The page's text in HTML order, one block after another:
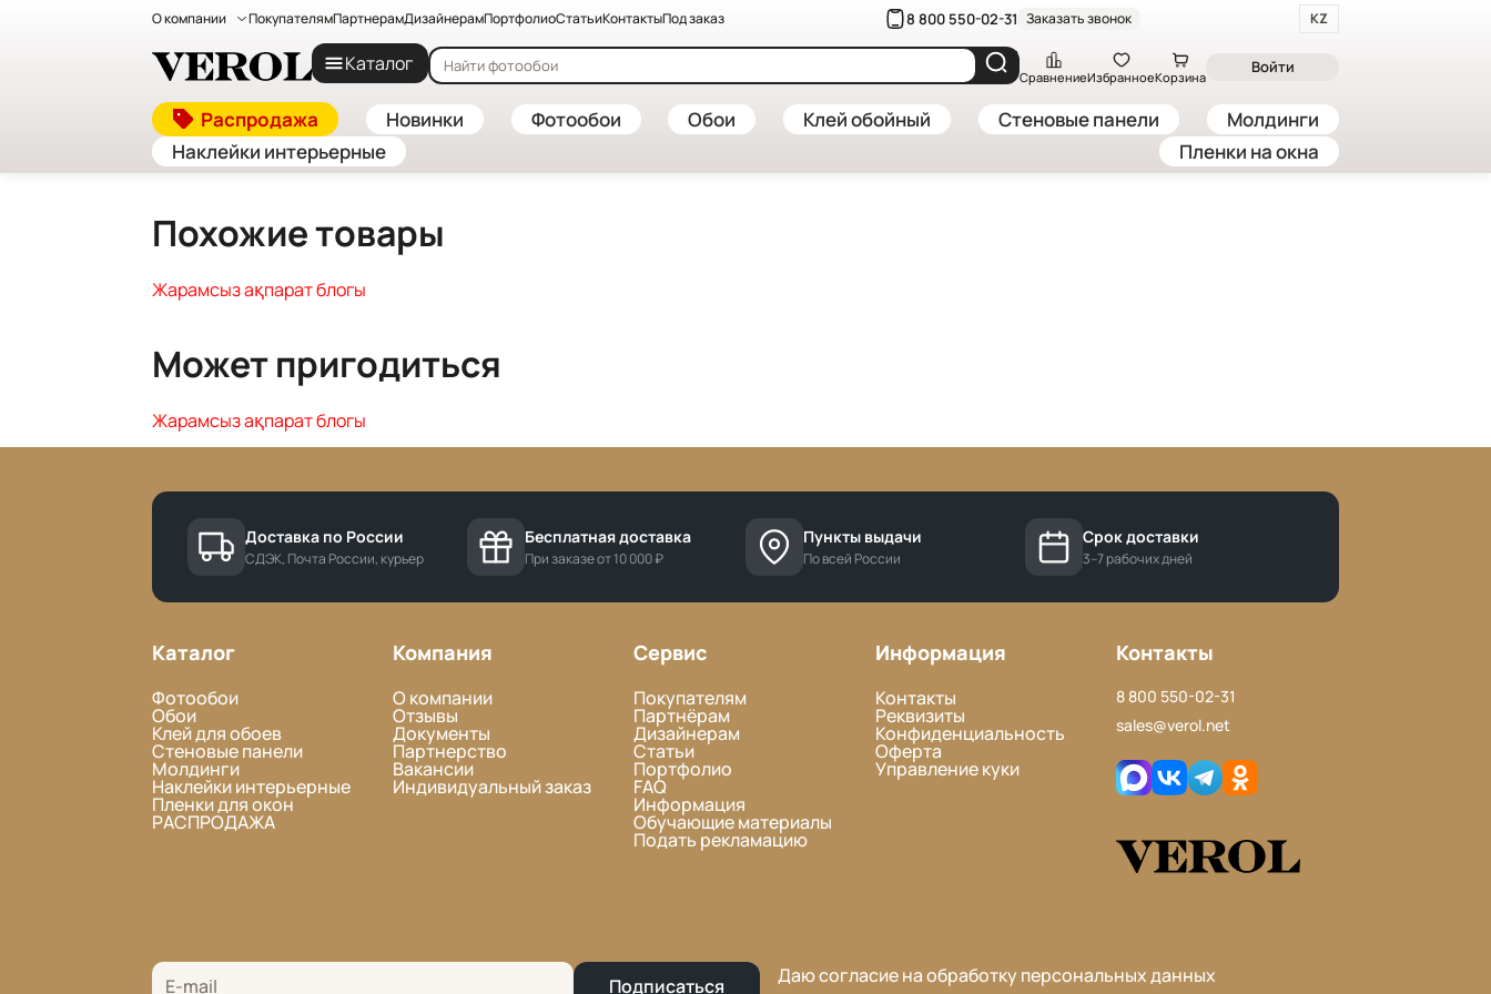
О компании ПокупателямПартнерамДизайнерамПортфолиоСтатьиКонтактыПод заказ 8 800 550-02-31 Заказать звонок KZ
Каталог
СравнениеИзбранноеКорзина
Войти
Распродажа Новинки Фотообои Обои Клей обойный Стеновые панели
Молдинги
Наклейки интерьерные
Пленки на окна
Главная—Каталог
Жарамсыз ақпарат блогы
Похожие товары
Жарамсыз ақпарат блогы
Может пригодиться
Жарамсыз ақпарат блогы
Доставка по России
СДЭК, Почта России, курьер
Бесплатная доставка
При заказе от 10 000 ₽
Пункты выдачи
По всей России
Срок доставки
3–7 рабочих дней
Каталог
Фотообои
Обои
Клей для обоев
Стеновые панели
Молдинги
Наклейки интерьерные
Пленки для окон
РАСПРОДАЖА
Компания
О компании
Отзывы
Документы
Партнерство
Вакансии
Индивидуальный заказ
Сервис
Покупателям
Партнёрам
Дизайнерам
Статьи
Портфолио
FAQ
Информация
Обучающие материалы
Подать рекламацию
Информация
Контакты
Реквизиты
Конфиденциальность
Оферта
Управление куки
Контакты
8 800 550-02-31
sales@verol.net
Подписаться
Даю согласие на обработку персональных данных